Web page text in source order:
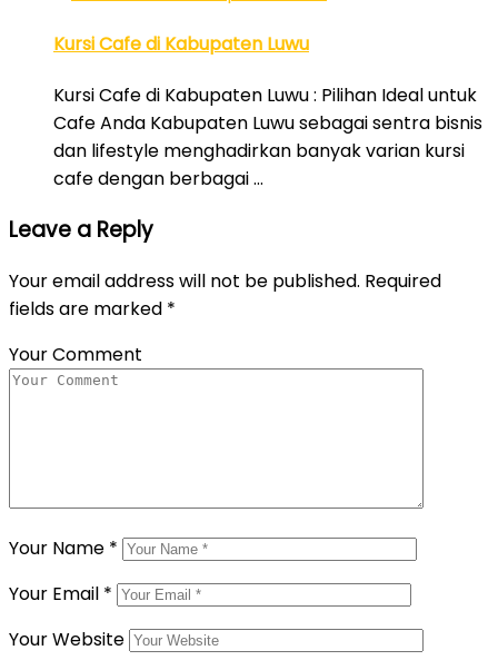
Kursi Cafe di Kabupaten Luwu
Kursi Cafe di Kabupaten Luwu : Pilihan Ideal untuk
Cafe Anda Kabupaten Luwu sebagai sentra bisnis
dan lifestyle menghadirkan banyak varian kursi
cafe dengan berbagai …
Leave a Reply
Your email address will not be published. Required
fields are marked *
Your Comment
Your Name *
Your Email *
Your Website